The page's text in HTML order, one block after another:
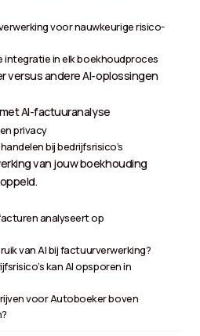
voor nauwkeurige risico-
integratie in elk boekhoudproces
versus andere AI-oplossingen
AI-factuuranalyse
privacy
bij bedrijfsrisico’s
van jouw boekhouding
analyseert op
van AI bij factuurverwerking?
kan AI opsporen in
voor Autoboeker boven